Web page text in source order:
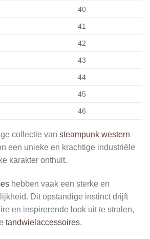
40
41
42
43
44
45
46
collectie van steampunk western
een unieke en krachtige industriële
karakter onthult.
hebben vaak een sterke en
Dit opstandige instinct drijft
en inspirerende look uit te stralen,
tandwielaccessoires.